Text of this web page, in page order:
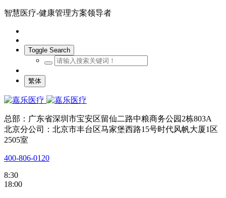
智慧医疗-健康管理方案领导者
Toggle Search
繁体
总部：广东省深圳市宝安区留仙二路中粮商务公园2栋803A
北京分公司：北京市丰台区马家堡西路15号时代风帆大厦1区
2505室
400-806-0120
8:30
18:00